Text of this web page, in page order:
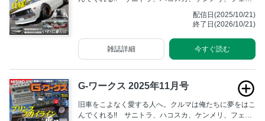
レディZ、そしてハチロク……。いつまでも輝きを失わ
ず人々を魅了する旧車たち。あの頃そのままの雰囲気を
ガジンです。
配信日(2025/10/21)
終了日(2026/10/21)
今すぐ読む
雑誌詳細
G-ワークス 2025年11月号
旧車をこよなく愛する人へ。クルマは俺たちに夢をはこ
んでくれる!! サニトラ、ハコスカ、ケンメリ、フェア